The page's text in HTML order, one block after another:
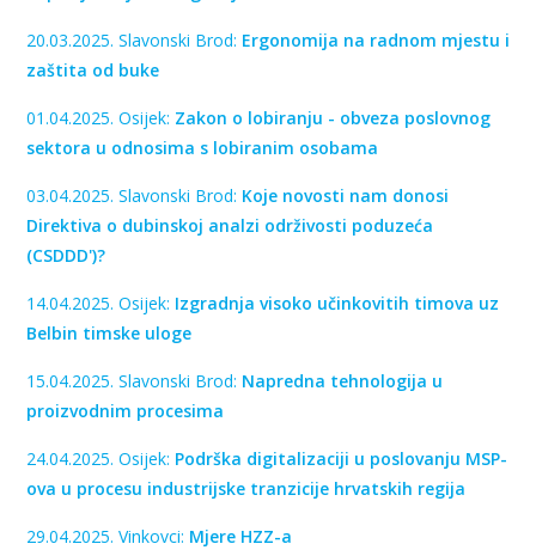
20.03.2025. Slavonski Brod: Ergonomija na radnom mjestu i
zaštita od buke
01.04.2025. Osijek: Zakon o lobiranju - obveza poslovnog
sektora u odnosima s lobiranim osobama
03.04.2025. Slavonski Brod: Koje novosti nam donosi
Direktiva o dubinskoj analzi održivosti poduzeća
(CSDDD')?
14.04.2025. Osijek: Izgradnja visoko učinkovitih timova uz
Belbin timske uloge
15.04.2025. Slavonski Brod: Napredna tehnologija u
proizvodnim procesima
24.04.2025. Osijek: Podrška digitalizaciji u poslovanju MSP-
ova u procesu industrijske tranzicije hrvatskih regija
29.04.2025. Vinkovci: Mjere HZZ-a